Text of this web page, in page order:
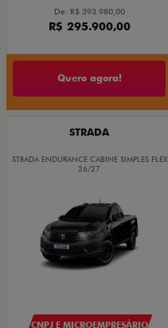
De: R$ 393.980,00
R$ 295.900,00
Quero agora!
STRADA
STRADA ENDURANCE CABINE SIMPLES FLEX
26/27
CNPJ E MICROEMPRESÁRIO